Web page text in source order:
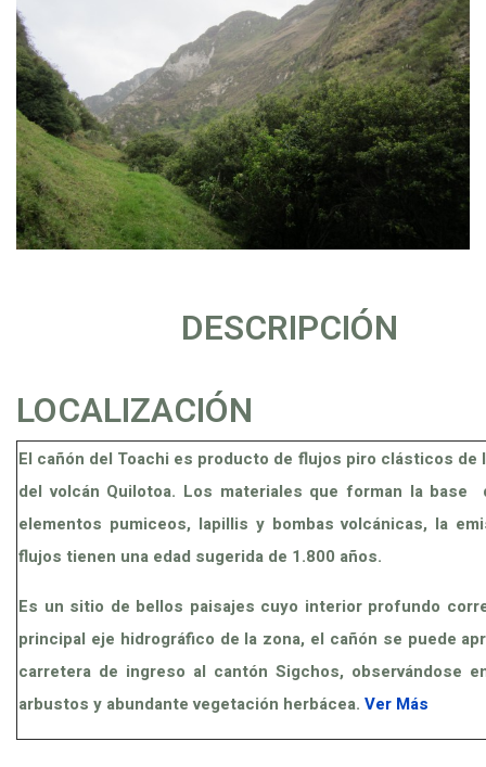
DESCRIPCIÓN
LOCALIZACIÓN
El cañón del Toachi es producto de flujos piro clásticos de
del volcán Quilotoa. Los materiales que forman la base
elementos pumiceos, lapillis y bombas volcánicas, la
flujos tienen una edad sugerida de 1.800 años.
Es un sitio de bellos paisajes cuyo interior profundo
principal eje hidrográfico de la zona, el cañón se puede
carretera de ingreso al cantón Sigchos, observándose
arbustos y abundante vegetación herbácea. Ver Más